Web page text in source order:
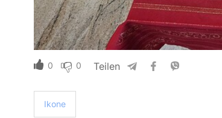
0 0 Teilen
Ikone